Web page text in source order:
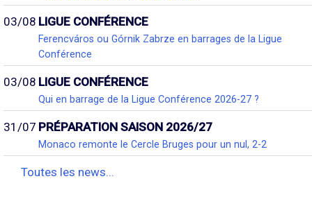
03/08 LIGUE CONFÉRENCE
Ferencváros ou Górnik Zabrze en barrages de la Ligue
Conférence
03/08 LIGUE CONFÉRENCE
Qui en barrage de la Ligue Conférence 2026-27 ?
31/07 PRÉPARATION SAISON 2026/27
Monaco remonte le Cercle Bruges pour un nul, 2-2
Toutes les news...